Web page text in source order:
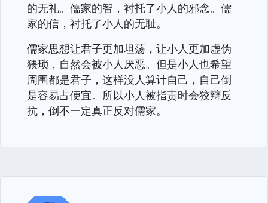
的无礼。儒家的智，衬托了小人的邪念。儒
家的信，衬托了小人的无耻。
儒家思想让君子更加坦荡，让小人更加虚伪
猥琐，自然会被小人厌恶。但是小人也希望
周围都是君子，这样没人算计自己，自己倒
是容易占便宜。所以小人被指责时会狡辩反
抗，倒不一定真正反对儒家。